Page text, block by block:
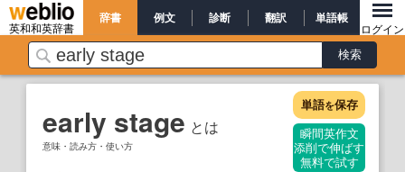
英和和英辞書
辞書 例文 診断 翻訳 単語帳
ログイン
early stage とは
意味・読み方・使い方
単語を保存
瞬間英作文
添削で伸ばす
無料で試す